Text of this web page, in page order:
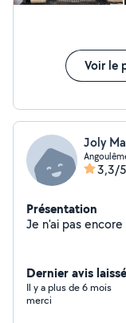
Voir le
Joly
3,3/5
Présentation
Dernier avis
Il y a plus de 6 mois
merci